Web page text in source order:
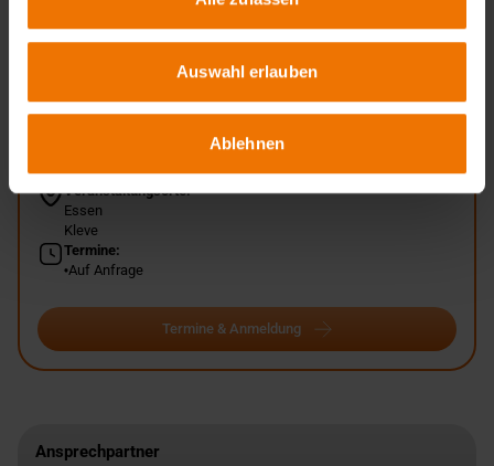
Auswahl erlauben
Ablehnen
Übersicht
in Tagesform
Veranstaltungsorte:
Essen
Kleve
Termine:
Auf Anfrage
Termine & Anmeldung
Ansprechpartner